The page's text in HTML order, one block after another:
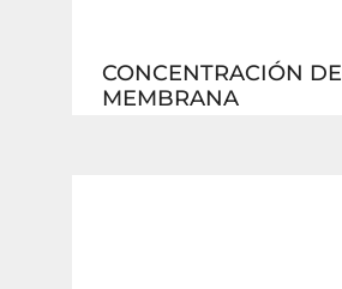
CONCENTRACIÓN DE
MEMBRANA